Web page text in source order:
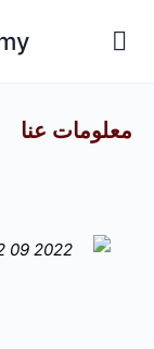
معلومات عنا